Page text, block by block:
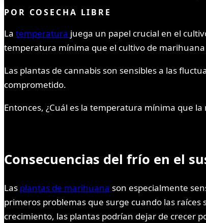
POR COSECHA LIBRE
La temperatura juega un papel crucial en el
temperatura mínima que el cultivo de
Las plantas de cannabis son sensibles a las
comprometido.
Entonces, ¿Cuál es la temperatura mínima que
Consecuencias del frío en el
Las plantas de marihuana son especialmente
primeros problemas que surge cuando las
crecimiento, las plantas podrían dejar de crecer